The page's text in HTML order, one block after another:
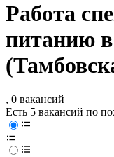
Работа
питанию
, 0 вакансий
Есть 5 вакансий по